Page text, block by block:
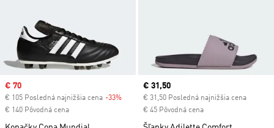
Sale price
€ 70
€ 105 Posledná najnižšia cena -33% Discount
€ 140 Pôvodná cena
Current price
€ 31,50
€ 31,50 Posledná najnižšia cena
€ 45 Pôvodná cena